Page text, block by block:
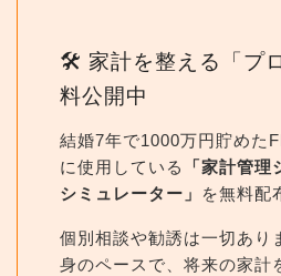
🛠 家計を整える「プ
料公開中
結婚7年で1000万円貯めた
に使用している
「家計管
シミュレーター」
を無料配
個別相談や勧誘は一切あり
身のペースで、将来の家計